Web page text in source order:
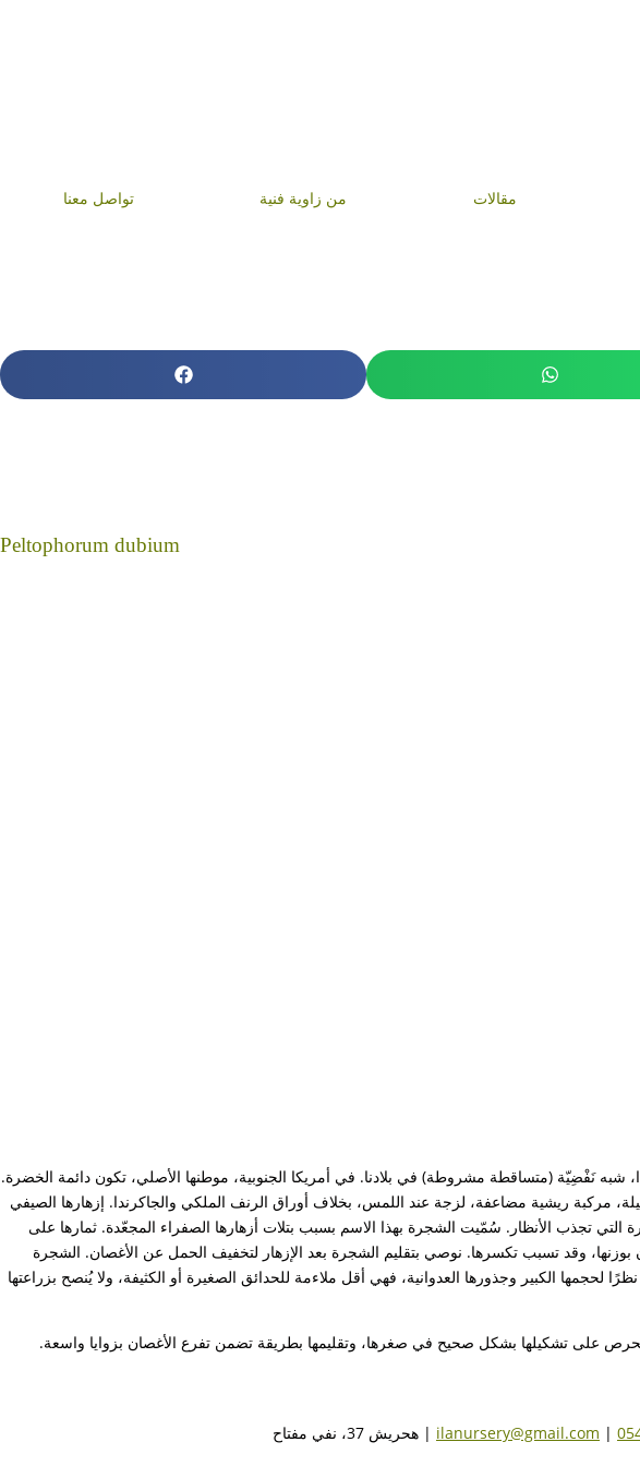
مقالات من زاوية فنية تواصل معنا
Peltophorum dubium
شبه نَفْضِيّة (متساقطة مشروطة) في بلادنا. في أمريكا الجنوبية، موطنها الأصلي، تكون دائمة الخضرة.
مركبة ريشية مضاعفة، لزجة عند اللمس، بخلاف أوراق الرنف الملكي والجاكرندا. إزهارها الصيفي
التي تجذب الأنظار. سُمّيت الشجرة بهذا الاسم بسبب بتلات أزهارها الصفراء المجعّدة. ثمارها على
وقد تسبب تكسرها. نوصي بتقليم الشجرة بعد الإزهار لتخفيف الحمل عن الأغصان. الشجرة
لحجمها الكبير وجذورها العدوانية، فهي أقل ملاءمة للحدائق الصغيرة أو الكثيفة، ولا يُنصح بزراعتها
على تشكيلها بشكل صحيح في صغرها، وتقليمها بطريقة تضمن تفرع الأغصان بزوايا واسعة.
|
ilanursery@gmail.com | هحريش 37، نفي مفتاح